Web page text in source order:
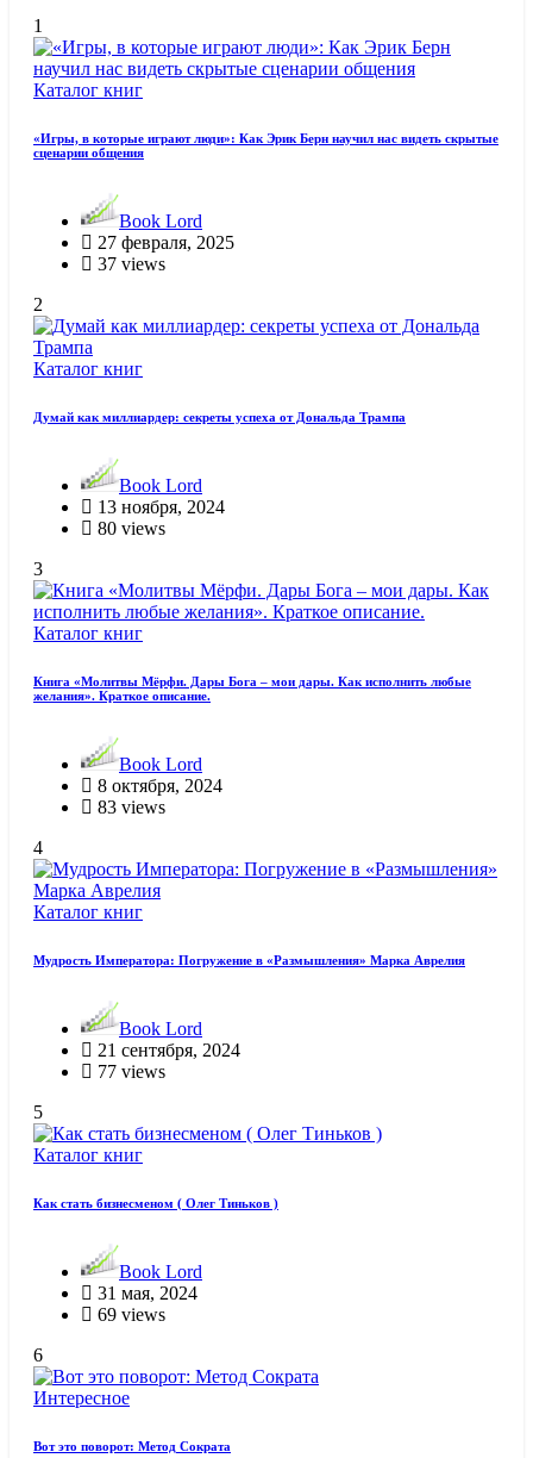
1
Каталог книг
«Игры, в которые играют люди»: Как Эрик Берн научил нас видеть скрытые
сценарии общения
Book Lord
27 февраля, 2025
37 views
2
Каталог книг
Думай как миллиардер: секреты успеха от Дональда Трампа
Book Lord
13 ноября, 2024
80 views
3
Каталог книг
Книга «Молитвы Мёрфи. Дары Бога – мои дары. Как исполнить любые
желания». Краткое описание.
Book Lord
8 октября, 2024
83 views
4
Каталог книг
Мудрость Императора: Погружение в «Размышления» Марка Аврелия
Book Lord
21 сентября, 2024
77 views
5
Каталог книг
Как стать бизнесменом ( Олег Тиньков )
Book Lord
31 мая, 2024
69 views
6
Интересное
Вот это поворот: Метод Сократа